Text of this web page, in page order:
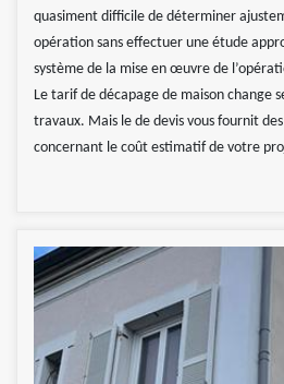
quasiment difficile de déterminer
opération sans effectuer une étude
système de la mise en œuvre de
Le tarif de décapage de maison change
travaux. Mais le de devis vous fournit
concernant le coût estimatif de votre